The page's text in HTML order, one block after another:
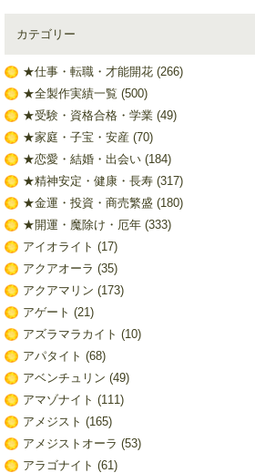
カテゴリー
★仕事・転職・才能開花(266)
★全製作実績一覧 (500)
★受験・資格合格・学業(49)
★家庭・子宝・安産(70)
★恋愛・結婚・出会い(184)
★精神安定・健康・長寿(317)
★金運・投資・商売繁盛 (180)
★開運・魔除け・厄年(333)
アイオライト (17)
アクアオーラ (35)
アクアマリン (173)
アゲート (21)
アズラマラカイト (10)
アパタイト (68)
アベンチュリン (49)
アマゾナイト (111)
アメジスト (165)
アメジストオーラ (53)
アラゴナイト (61)